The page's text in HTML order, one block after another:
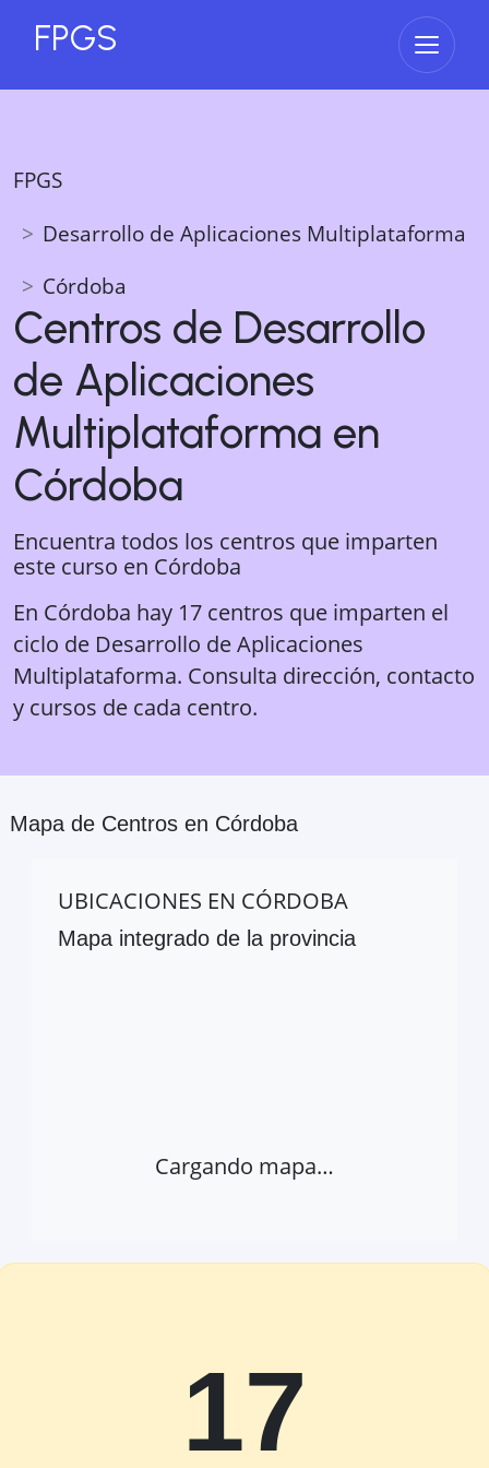
FPGS Abrir
FPGS
Desarrollo de Aplicaciones Multiplataforma
Córdoba
Centros de Desarrollo
de Aplicaciones
Multiplataforma en
Córdoba
Encuentra todos los centros que imparten
este curso en Córdoba
En Córdoba hay 17 centros que imparten el
ciclo de Desarrollo de Aplicaciones
Multiplataforma. Consulta dirección, contacto
y cursos de cada centro.
Mapa de Centros en Córdoba
UBICACIONES EN CÓRDOBA
Mapa integrado de la provincia
Cargando mapa…
Abrir provincia en Google Maps
17